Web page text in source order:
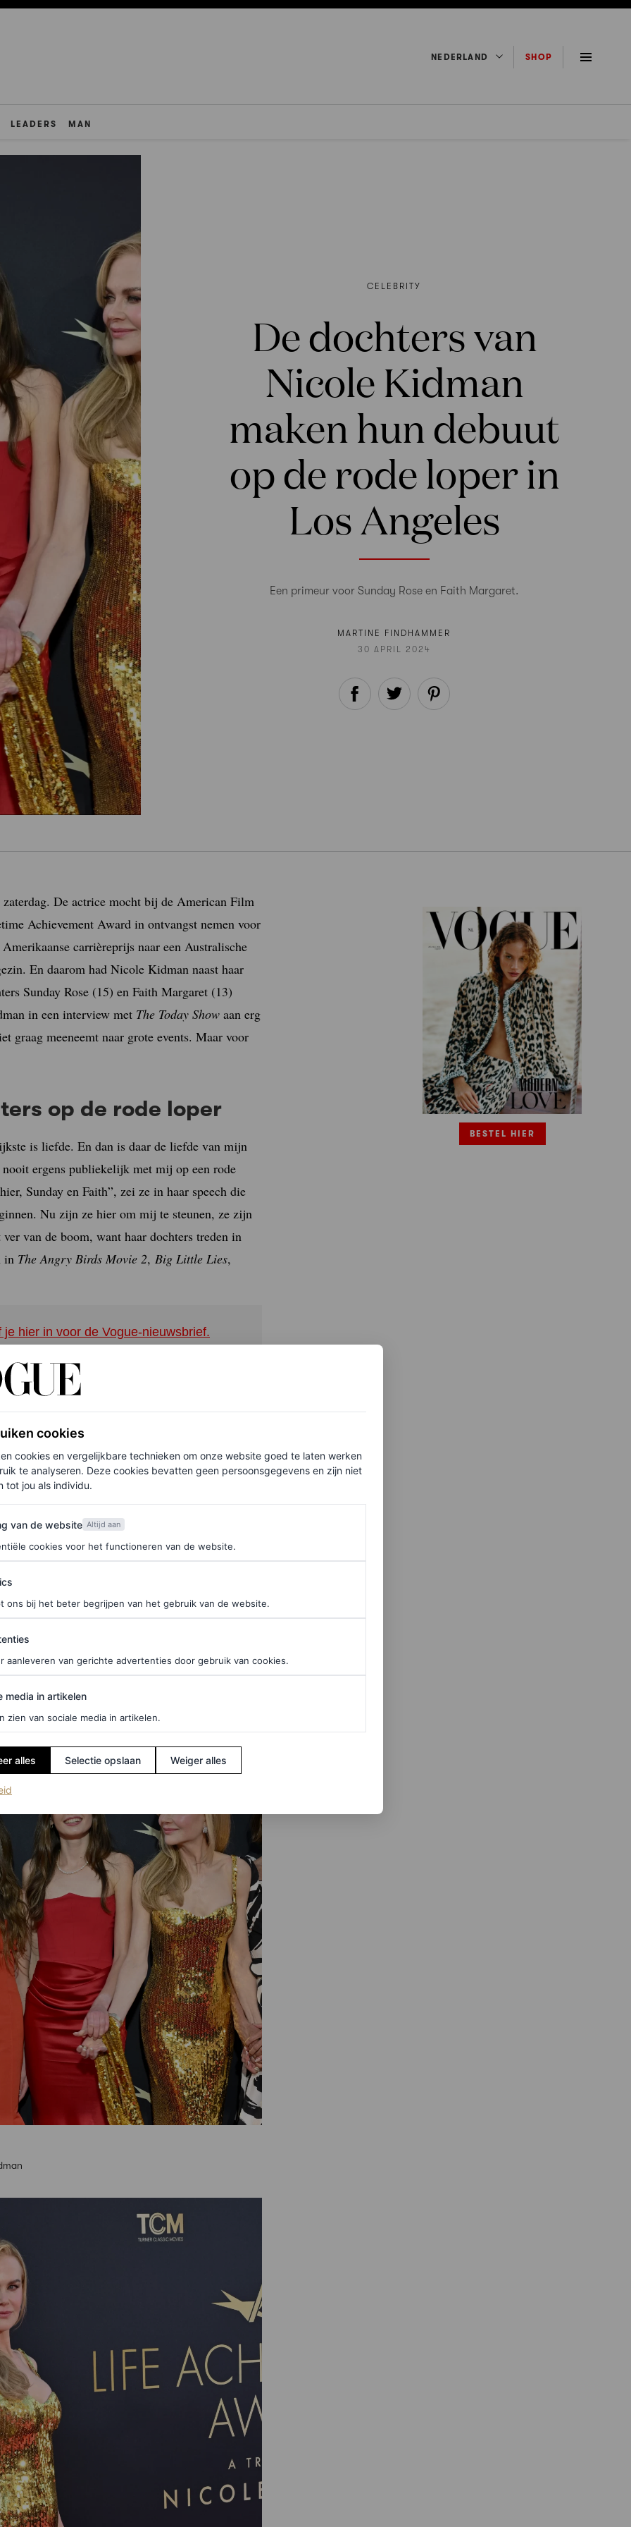
NEDERLAND SHOP
LEADERS MAN
CELEBRITY
De dochters van
Nicole Kidman
maken hun debuut
op de rode loper in
Los Angeles
Een primeur voor Sunday Rose en Faith Margaret.
MARTINE FINDHAMMER
30 APRIL 2024
zaterdag. De actrice mocht bij de American Film
Achievement Award in ontvangst nemen voor
carrièreprijs naar een Australische
En daarom had Nicole Kidman naast haar
Sunday Rose (15) en Faith Margaret (13)
in een interview met The Today Show aan erg
graag meeneemt naar grote events. Maar voor
op de rode loper
is liefde. En dan is daar de liefde van mijn
ergens publiekelijk met mij op een rode
Sunday en Faith”, zei ze in haar speech die
Nu zijn ze hier om mij te steunen, ze zijn
van de boom, want haar dochters treden in
in The Angry Birds Movie 2, Big Little Lies,
hier in voor de Vogue-nieuwsbrief.
nichtje Sybella Hawley en zus Antonia over
thuis, zeggen ze. Jullie zijn mijn thuis. En
te zijn.”
aanwezig. Zo vierden onder anderen Meryl
een feestje met de actrice. Streep reikte de
moeilijk om Nicole niet te benijden, maar het is
Streep.
goudencustomcreatie van Balenciaga met
designer Monique Lhuillier. Faith koos
collectie en Sunday schitterde in een strapless
modehuis.
BESTEL HIER
cookies
cookies en vergelijkbare technieken om onze website goed te laten werken
te analyseren. Deze cookies bevatten geen persoonsgegevens en zijn niet
tot jou als individu.
de website
van de website Altijd aan
cookies voor het functioneren van de website.
ons bij het beter begrijpen van het gebruik van de website.
aanleveren van gerichte advertenties door gebruik van cookies.
in artikelen
media in artikelen
zien van sociale media in artikelen.
alles Selectie opslaan Weiger alles